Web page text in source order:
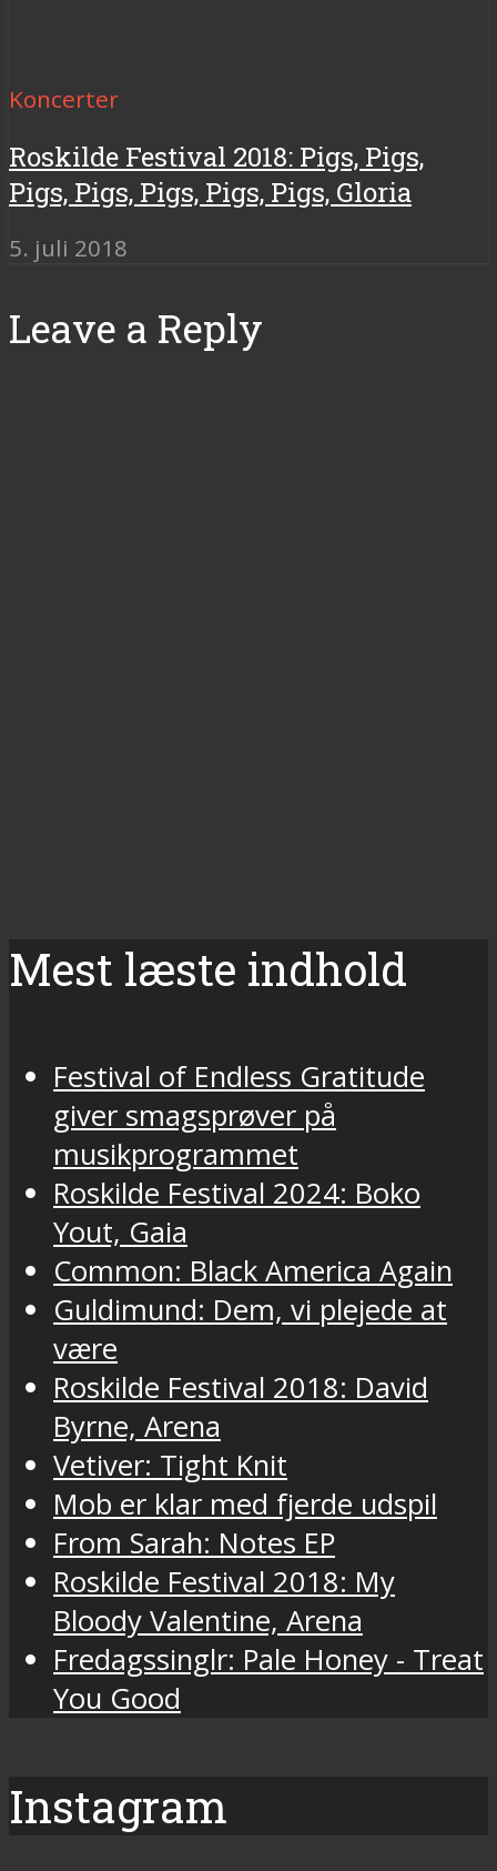
Koncerter
Roskilde Festival 2018: Pigs, Pigs,
Pigs, Pigs, Pigs, Pigs, Pigs, Gloria
5. juli 2018
Leave a Reply
Mest læste indhold
Festival of Endless Gratitude
giver smagsprøver på
musikprogrammet
Roskilde Festival 2024: Boko
Yout, Gaia
Common: Black America Again
Guldimund: Dem, vi plejede at
være
Roskilde Festival 2018: David
Byrne, Arena
Vetiver: Tight Knit
Mob er klar med fjerde udspil
From Sarah: Notes EP
Roskilde Festival 2018: My
Bloody Valentine, Arena
Fredagssinglr: Pale Honey - Treat
You Good
Instagram